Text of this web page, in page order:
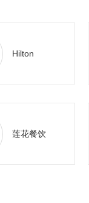
Hilton
莲花餐饮